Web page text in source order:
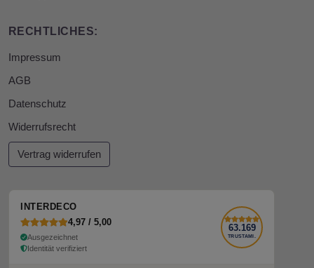
RECHTLICHES:
Impressum
AGB
Datenschutz
Widerrufsrecht
Vertrag widerrufen
INTERDECO
4,97 / 5,00
Ausgezeichnet
Identität verifiziert
63.169
TRUSTAMI.